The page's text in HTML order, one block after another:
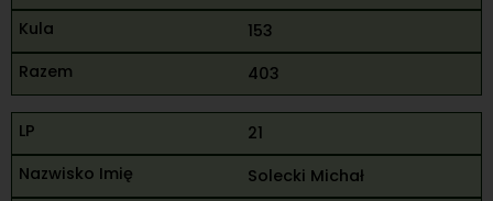
153
403
21
Solecki Michał